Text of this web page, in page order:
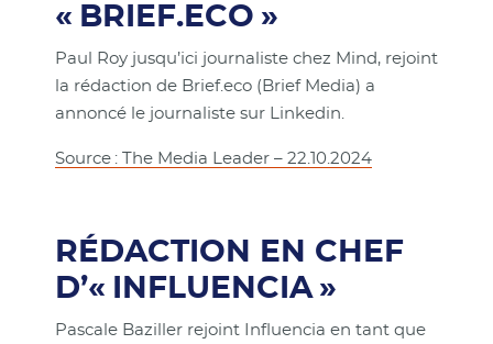
« BRIEF.ECO »
Paul Roy jusqu’ici journaliste chez Mind, rejoint
la rédaction de Brief.eco (Brief Media) a
annoncé le journaliste sur Linkedin.
Source : The Media Leader – 22.10.2024
RÉDACTION EN CHEF
D’« INFLUENCIA »
Pascale Baziller rejoint Influencia en tant que